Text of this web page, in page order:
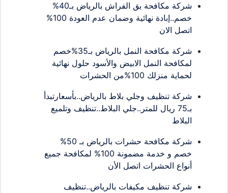
شركة مكافحة بق الفراش بالرياض بـ40%
خصم..إبادة نهائية وضمان عدم العودة 100%
اتصل الان
شركة مكافحة النمل بالرياض بـ35%خصم
لمكافحة النمل الابيض والأسود حلول نهائية
لحماية منزلك 100%من الحشرات
شركة تنظيف وجلي بلاط بالرياض..بأسعارتبدأ
بـ75 ريال للمتر..جلي البلاط..تنظيف وتلميع
البلاط
شركة مكافحة حشرات بالرياض بـ 50%
خصم و خدمة مضمونة 100% لمكافحة جميع
أنواع الحشرات اتصل الأن
شركة تنظيف مكيفات بالرياض..تنظيف